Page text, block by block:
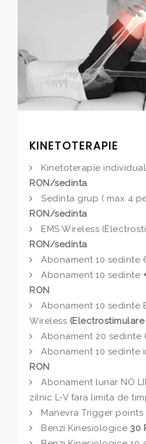
KINETOTERAPIE
Kinetoterapie
RON/sedinta
Sedinta grup ( max 4
RON/sedinta
EMS Wireless
RON/sedinta
Abonament 10 sedinte
Abonament 10 sedinte
RON
Abonament 10 sedinte
Wireless
Abonament 20 sedinte
Abonament 10 sedinte
RON
Abonament lunar NO
zilnic L-V fara limita de
Manevra Trigger points
Benzi Kinesiologice 30